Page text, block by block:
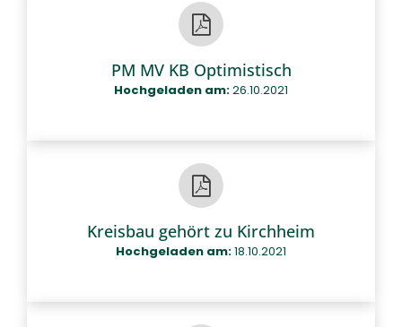
PM MV KB Optimistisch
Hochgeladen am:26.10.2021
Kreisbau gehört zu Kirchheim
Hochgeladen am:18.10.2021